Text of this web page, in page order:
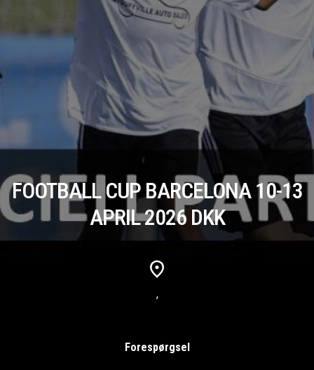
FOOTBALL CUP BARCELONA 10-13
APRIL 2026 DKK
,
Forespørgsel